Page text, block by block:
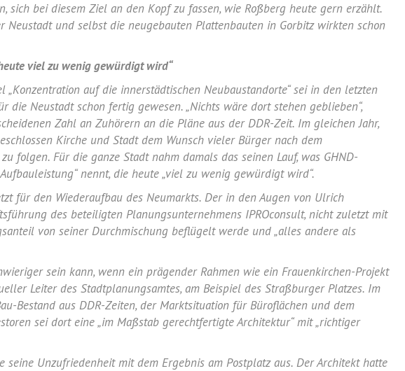
sich bei diesem Ziel an den Kopf zu fassen, wie Roßberg heute gern erzählt.
Neustadt und selbst die neugebauten Plattenbauten in Gorbitzwirkten schon
viel zu wenig gewürdigt wird“
„Konzentration auf die innerstädtischen Neubaustandorte“ sei in den letzten
die Neustadt schon fertig gewesen. „Nichts wäre dort stehen geblieben“,
Zahl an Zuhörern an die Pläne aus der DDR-Zeit. Im gleichen Jahr,
Kirche und Stadt dem Wunsch vieler Bürger nach dem
folgen. Für die ganze Stadt nahm damals das seinen Lauf, was GHND-
nennt, die heute „viel zu wenig gewürdigt wird“.
für den Wiederaufbau des Neumarkts. Der in den Augen von Ulrich
des beteiligten Planungsunternehmens IPROconsult, nicht zuletzt mit
von seiner Durchmischung beflügelt werde und „alles andere als
sein kann, wenn ein prägender Rahmen wie ein Frauenkirchen-Projekt
Leiter des Stadtplanungsamtes, am Beispiel des Straßburger Platzes. Im
Bestand aus DDR-Zeiten, der Marktsituation für Büroflächen und dem
sei dort eine „im Maßstab gerechtfertigte Architektur“ mit „richtiger
seine Unzufriedenheit mit dem Ergebnis am Postplatzaus. Der Architekt hatte